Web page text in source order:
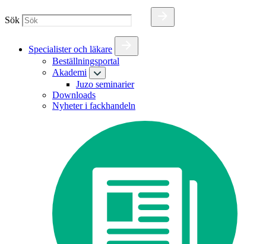
Sök
Specialister och läkare
Beställningsportal
Akademi
Juzo seminarier
Downloads
Nyheter i fackhandeln